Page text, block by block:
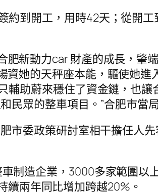
到開工，用時42天；從開
新動力car 財產的成長，肇
資她的天秤座本能，驅使她
助蔚來穩住了資金鏈，也
民眾的整車項目。”合肥市當
市委政策研討室相干擔任人
制造企業，3000多家範圍以
續兩年同比增加跨越20%。